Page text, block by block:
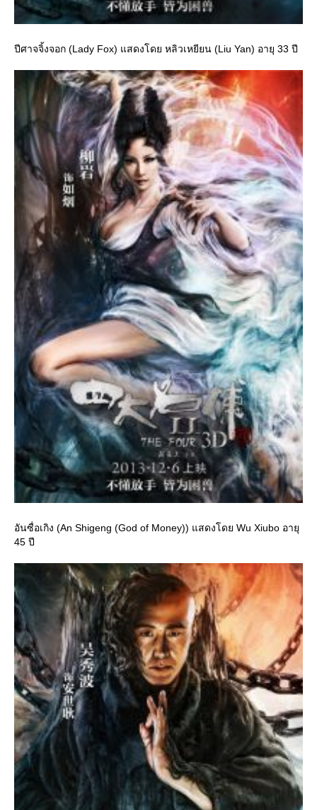
ปีศาจจิ้งจอก (Lady Fox) แสดงโดย หลิวเหยียน (Liu Yan) อายุ 33 ปี
อันซื่อเกิง (An Shigeng (God of Money)) แสดงโดย Wu Xiubo อายุ
45 ปี